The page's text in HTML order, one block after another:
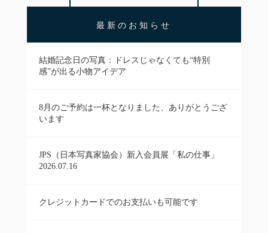
最新のお知らせ
結婚記念日の写真：ドレスじゃなくても“特別
感”が出る小物アイデア
8月のご予約は一杯となりました、ありがとうござ
います
JPS（日本写真家協会）新入会員展「私の仕事」
2026.07.16
クレジットカードでのお支払いも可能です